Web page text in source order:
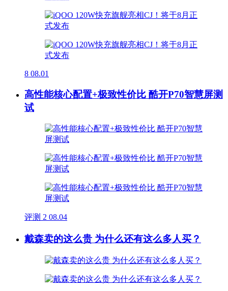
8 08.01
高性能核心配置+极致性价比 酷开P70智慧屏测
试
评测 2 08.04
戴森卖的这么贵 为什么还有这么多人买？